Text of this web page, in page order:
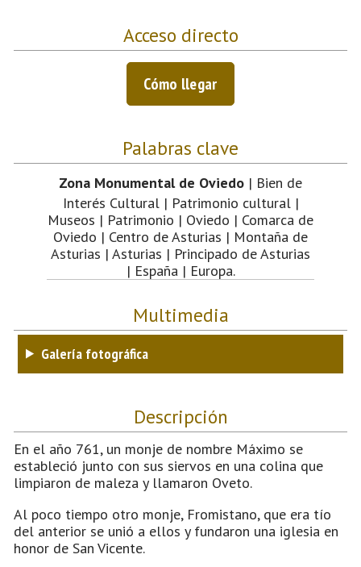
Acceso directo
Cómo llegar
Palabras clave
Zona Monumental de Oviedo | Bien de
Interés Cultural | Patrimonio cultural |
Museos | Patrimonio | Oviedo | Comarca de
Oviedo | Centro de Asturias | Montaña de
Asturias | Asturias | Principado de Asturias
| España | Europa.
Multimedia
Galería fotográfica
Descripción
En el año 761, un monje de nombre Máximo se
estableció junto con sus siervos en una colina que
limpiaron de maleza y llamaron Oveto.
Al poco tiempo otro monje, Fromistano, que era tío
del anterior se unió a ellos y fundaron una iglesia en
honor de San Vicente.